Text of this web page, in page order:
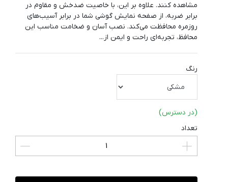
مشاهده کنند. علاوه بر این، با خاصیت ضدخش و مقاوم در
برابر ضربه، از صفحه نمایش گوشی شما در برابر آسیب‌های
روزمره محافظت می‌کند. نصب آسان و ضخامت مناسب این
محافظ، تجربه‌ای راحت و ایمن از...
رنگ
(در دسترس)
تعداد